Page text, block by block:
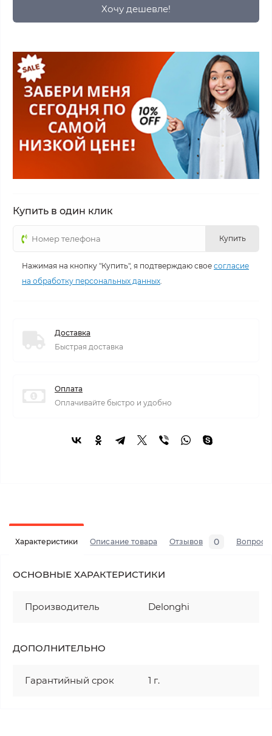
Хочу дешевле!
Купить в один клик
Купить
Нажимая на кнопку "Купить", я подтверждаю свое согласие
на обработку персональных данных
Доставка
Быстрая доставка
Оплата
Оплачивайте быстро и удобно
Характеристики Описание товара Отзывов 0 Вопросы
ОСНОВНЫЕ ХАРАКТЕРИСТИКИ
Производитель Delonghi
ДОПОЛНИТЕЛЬНО
Гарантийный срок 1 г.